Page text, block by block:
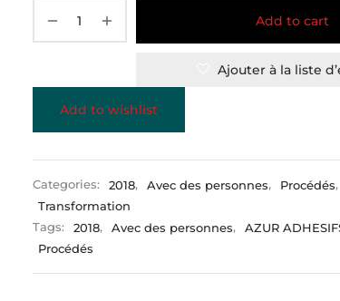
Add to cart
Ajouter à la liste
Add to wishlist
Categories: 2018, Avec des personnes, Procédés,
Transformation
Tags:
2018, Avec des personnes, AZUR
Procédés